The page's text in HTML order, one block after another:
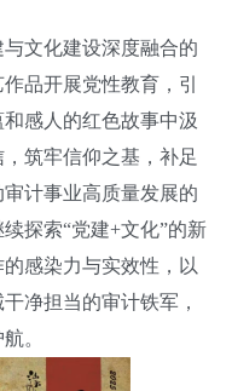
文化建设深度融合的
品开展党性教育，引
感人的红色故事中汲
筑牢信仰之基，补足
计事业高质量发展的
探索“党建+文化”的新
感染力与实效性，以
净担当的审计铁军，
。